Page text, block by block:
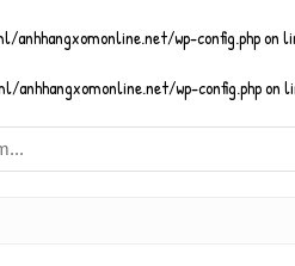
wp-config.phpon
wp-config.phpon